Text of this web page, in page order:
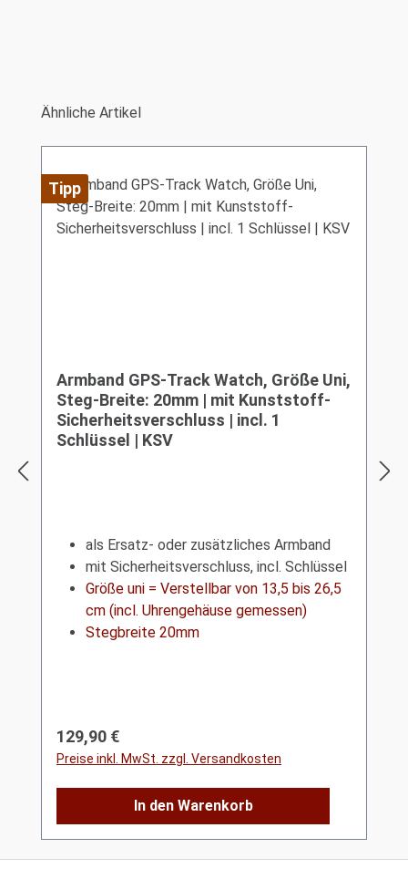
Produktgalerie überspringen
Ähnliche Artikel
Tipp
Armband GPS-Track Watch, Größe Uni,
Steg-Breite: 20mm | mit Kunststoff-
Sicherheitsverschluss | incl. 1
Schlüssel | KSV
als Ersatz- oder zusätzliches Armband
mit Sicherheitsverschluss, incl. Schlüssel
Größe uni = Verstellbar von 13,5 bis 26,5
cm (incl. Uhrengehäuse gemessen)
Stegbreite 20mm
Regulärer Preis:
129,90 €
Preise inkl. MwSt. zzgl. Versandkosten
In den Warenkorb